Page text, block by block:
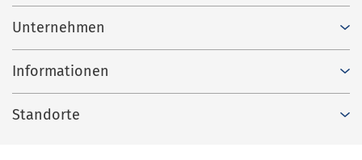
Unternehmen
Informationen
Standorte